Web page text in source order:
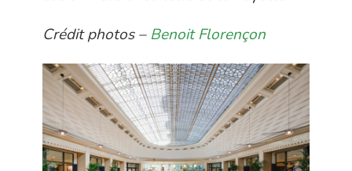
Crédit photos – Benoit Florençon